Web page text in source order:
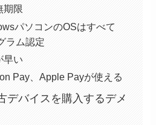
期限
パソコンのOSはすべて
ラム認定
い
Pay、Apple Payが使える
デバイスを購入するデメ